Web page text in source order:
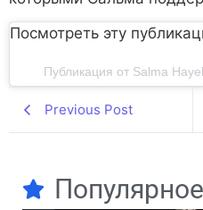
Посмотреть эту
Публикация от Salma
Previous Post
Популярное